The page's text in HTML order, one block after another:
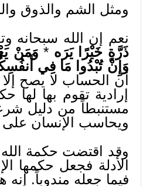
ومثل الشم والذوق
نعم إن الله سبحانه
ذَرَّةٍ خَيْرًا يَرَه * وَمَنْ
وَإِنْ تُبْدُوا مَا فِي
أن الحساب لا يصح
إرادية تقوم بها
مستنبطاً من دليل
ويحاسب الإنسان على
وقد اقتضت حكمة
الأدلة فجعل حكمها
فيما جعله مندوباً. إنه